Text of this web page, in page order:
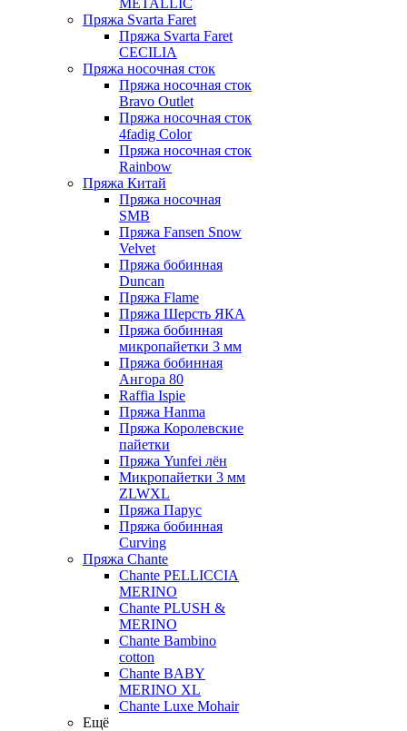
METALLIC
Пряжа Svarta Faret
Пряжа Svarta Faret
CECILIA
Пряжа носочная сток
Пряжа носочная сток
Bravo Outlet
Пряжа носочная сток
4fadig Color
Пряжа носочная сток
Rainbow
Пряжа Китай
Пряжа носочная
SMB
Пряжа Fansen Snow
Velvet
Пряжа бобинная
Duncan
Пряжа Flame
Пряжа Шерсть ЯКА
Пряжа бобинная
микропайетки 3 мм
Пряжа бобинная
Ангора 80
Raffia Ispie
Пряжа Hanma
Пряжа Королевские
пайетки
Пряжа Yunfei лён
Микропайетки 3 мм
ZLWXL
Пряжа Парус
Пряжа бобинная
Curving
Пряжа Chante
Chante PELLICCIA
MERINO
Chante PLUSH &
MERINO
Chante Bambino
cotton
Chante BABY
MERINO XL
Chante Luxe Mohair
Ещё